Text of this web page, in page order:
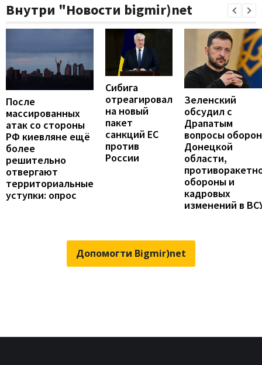
Внутри "Новости bigmir)net
После
массированных
атак со стороны
РФ киевляне ещё
более
решительно
отвергают
территориальные
уступки: опрос
Сибига
отреагировал
на новый
пакет
санкций ЕС
против
России
Зеленский
обсудил с
Драпатым
вопросы
Донецкой
области,
обороны и
кадровых
изменений в
Допомогти Bigmir)net